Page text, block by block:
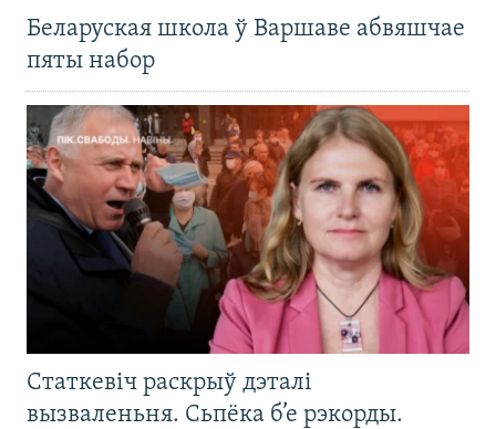
Беларуская школа ў Варшаве абвяшчае
пяты набор
Статкевіч раскрыў дэталі
вызваленьня. Сьпёка б’е рэкорды.